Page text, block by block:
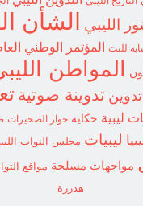
الليبي الشأن
للنت المؤتمر الوطني
المواطن
تدوين تدوينة صوتية
ليبية حكاية حوار الصخيرات
ليبيات مجلس النواب
مواجهات مسلحة مواقع
هدرزة